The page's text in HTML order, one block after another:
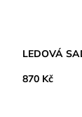
LEDOVÁ
870 Kč